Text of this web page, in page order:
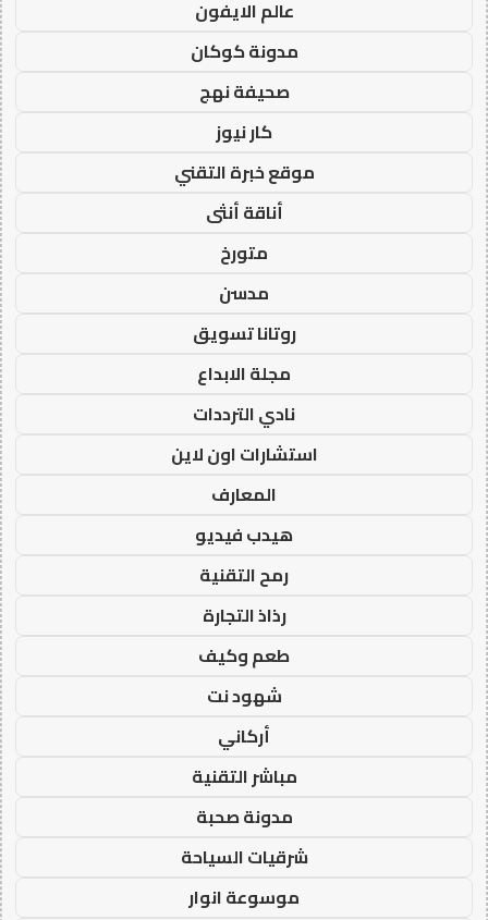
عالم الايفون
مدونة كوكان
صحيفة نهج
كار نيوز
موقع خبرة التقني
أناقة أنثى
متورخ
مدسن
روتانا تسويق
مجلة الابداع
نادي الترددات
استشارات اون لاين
المعارف
هيدب فيديو
رمح التقنية
رذاذ التجارة
طعم وكيف
شهود نت
أركاني
مباشر التقنية
مدونة صحبة
شرقيات السياحة
موسوعة انوار